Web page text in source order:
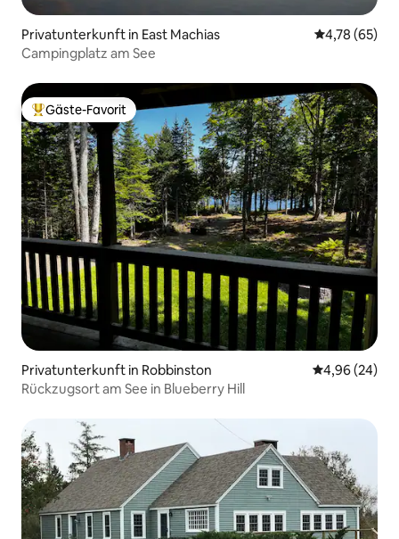
Privatunterkunft in East Machias
4,78 (65)
Campingplatz am See
Beliebter Gäste-Favorit.
Gäste-Favorit
Privatunterkunft in Robbinston
4,96 (24)
Rückzugsort am See in Blueberry Hill